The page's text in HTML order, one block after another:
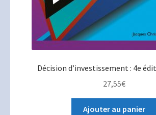
Décision d’investissement : 4e
27,55€
Ajouter au panier